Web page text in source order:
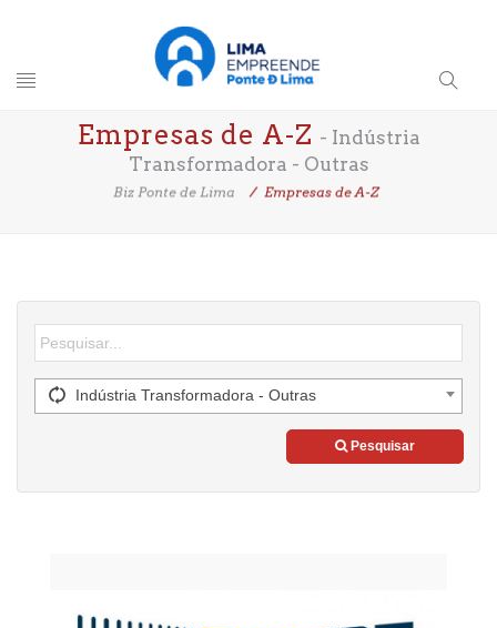
Toggle
navigation
Search
Empresas de A-Z - Indústria
Transformadora - Outras
Biz Ponte de Lima Empresas de A-Z
Indústria Transformadora - Outras
Pesquisar